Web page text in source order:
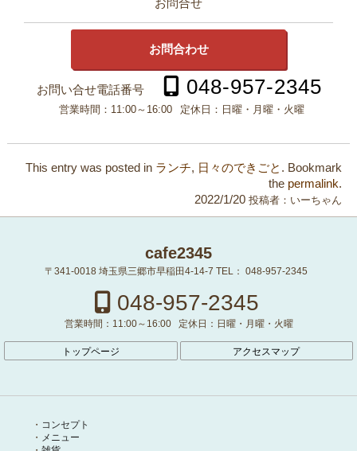
お問合せ
お問合わせ
お問い合せ電話番号 048-957-2345
営業時間： 11:00～16:00 定休日： 日曜・月曜・火曜
This entry was posted in ランチ, 日々のできごと . Bookmark
the permalink.
2022/1/20 投稿者： いーちゃん
cafe2345
〒341-0018 埼玉県三郷市早稲田4-14-7 TEL： 048-957-2345
048-957-2345
営業時間： 11:00～16:00 定休日： 日曜・月曜・火曜
トップページ アクセスマップ
コンセプト
メニュー